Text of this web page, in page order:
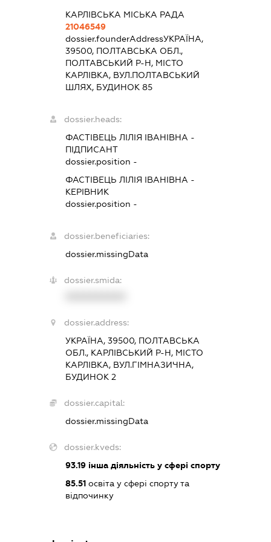
КАРЛІВСЬКА МІСЬКА РАДА
21046549
dossier.founderAddressУКРАЇНА,
39500, ПОЛТАВСЬКА ОБЛ.,
ПОЛТАВСЬКИЙ Р-Н, МІСТО
КАРЛІВКА, ВУЛ.ПОЛТАВСЬКИЙ
ШЛЯХ, БУДИНОК 85
dossier.heads:
ФАСТІВЕЦЬ ЛІЛІЯ ІВАНІВНА -
ПІДПИСАНТ
dossier.position -
ФАСТІВЕЦЬ ЛІЛІЯ ІВАНІВНА -
КЕРІВНИК
dossier.position -
dossier.beneficiaries:
dossier.missingData
dossier.smida:
dossier.address:
УКРАЇНА, 39500, ПОЛТАВСЬКА
ОБЛ., КАРЛІВСЬКИЙ Р-Н, МІСТО
КАРЛІВКА, ВУЛ.ГІМНАЗИЧНА,
БУДИНОК 2
dossier.capital:
dossier.missingData
dossier.kveds:
93.19 інша діяльність у сфері спорту
85.51 освіта у сфері спорту та
відпочинку